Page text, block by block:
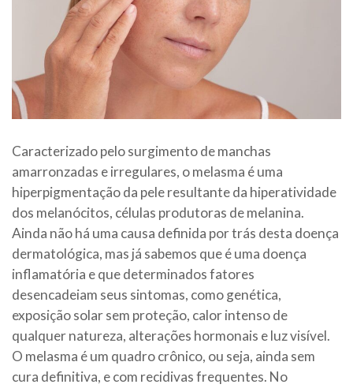
Caracterizado pelo surgimento de manchas
amarronzadas e irregulares, o melasma é uma
hiperpigmentação da pele resultante da hiperatividade
dos melanócitos, células produtoras de melanina.
Ainda não há uma causa definida por trás desta doença
dermatológica, mas já sabemos que é uma doença
inflamatória e que determinados fatores
desencadeiam seus sintomas, como genética,
exposição solar sem proteção, calor intenso de
qualquer natureza, alterações hormonais e luz visível.
O melasma é um quadro crônico, ou seja, ainda sem
cura definitiva, e com recidivas frequentes. No